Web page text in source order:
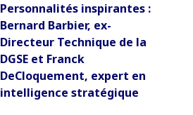
Personnalités inspirantes :
Bernard Barbier, ex-
Directeur Technique de la
DGSE et Franck
DeCloquement, expert en
intelligence stratégique